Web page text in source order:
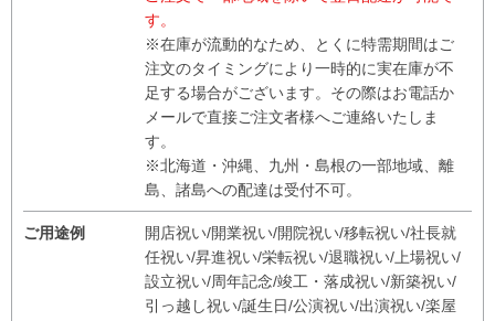
す。
※在庫が流動的なため、とくに特需期間はご
注文のタイミングにより一時的に実在庫が不
足する場合がございます。その際はお電話か
メールで直接ご注文者様へご連絡いたしま
す。
※北海道・沖縄、九州・島根の一部地域、離
島、諸島への配達は受付不可。
ご用途例
開店祝い/開業祝い/開院祝い/移転祝い/社長就
任祝い/昇進祝い/栄転祝い/退職祝い/上場祝い/
設立祝い/周年記念/竣工・落成祝い/新築祝い/
引っ越し祝い/誕生日/公演祝い/出演祝い/楽屋